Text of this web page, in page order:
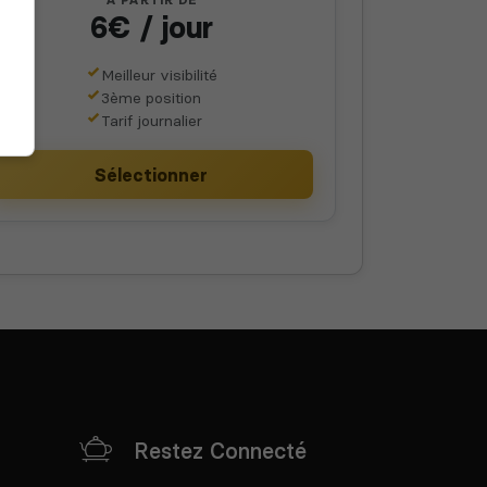
6€ / jour
Meilleur visibilité
3ème position
Tarif journalier
Sélectionner
Restez Connecté